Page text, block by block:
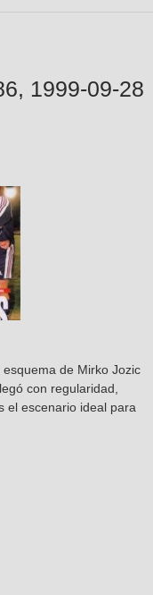
1999-09-28
de Mirko Jozic
con regularidad,
el escenario ideal para